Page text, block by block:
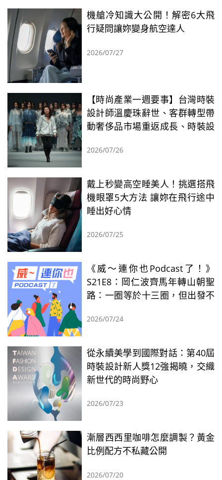
機艙冷知識大公開！解密6大飛
行疑問讓妳變身航空達人
2026/07/27
【時尚產業一週要事】台灣時裝
設計師溫慶珠辭世、客群轉型帶
動奢侈品市場重返成長、時裝設
2026/07/26
戴上秒變高空睡美人！挑選搭飛
機眼罩5大方法 讓妳在飛行途中
睡出好心情
2026/07/25
《威～連你也Podcast了！》
S21E8：岡仁波齊馬年轉山朝聖
路：一圈等於十三圈，但出發不
2026/07/24
從永續美學到國際對話：第40屆
時裝設計新人獎12強揭曉，交織
新世代的時尚野心
2026/07/23
漸層西西里咖啡怎麼調製？黃金
比例配方不私藏公開
2026/07/20